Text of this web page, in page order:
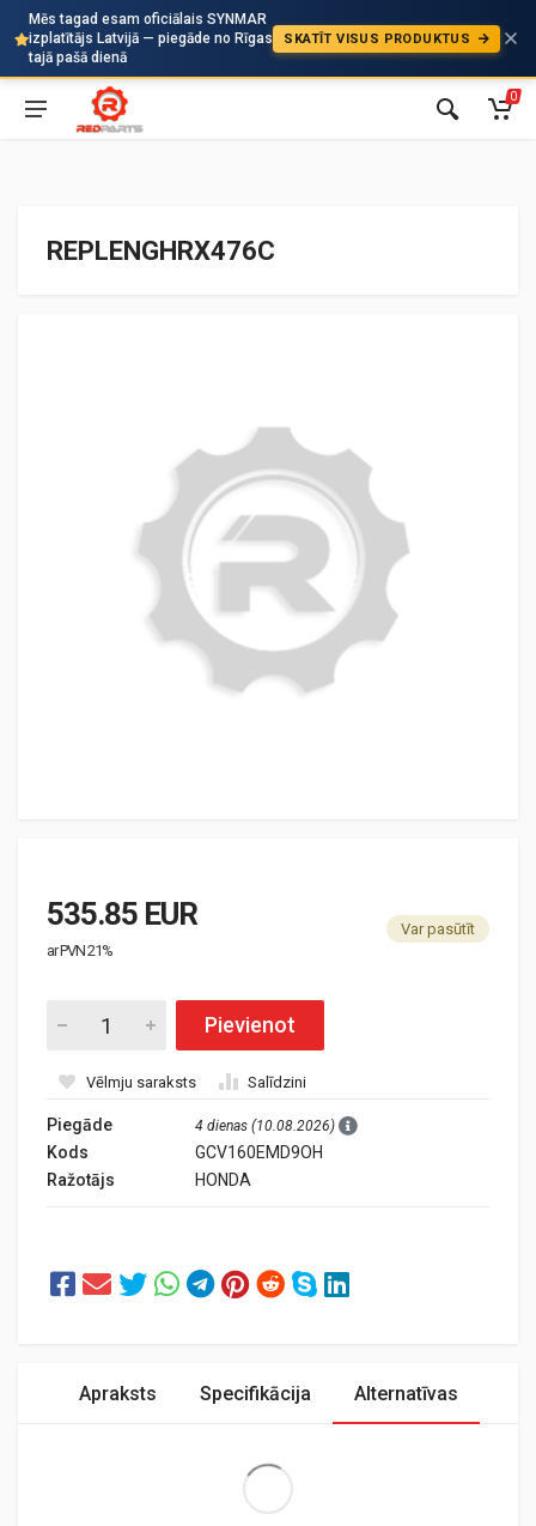
Mēs tagad esam oficiālais SYNMAR
izplatītājs Latvijā — piegāde no Rīgas
tajā pašā dienā
SKATĪT VISUS PRODUKTUS
Auto
0
REPLENGHRX476C
535.85 EUR
ar PVN 21%
Var pasūtīt
Pievienot
Vēlmju saraksts Salīdzini
Piegāde 4 dienas (10.08.2026)
Kods
GCV160EMD9OH
Ražotājs
HONDA
Apraksts Specifikācija Alternatīvas